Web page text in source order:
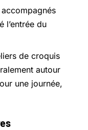
l’entrée du
de croquis
autour
une journée,